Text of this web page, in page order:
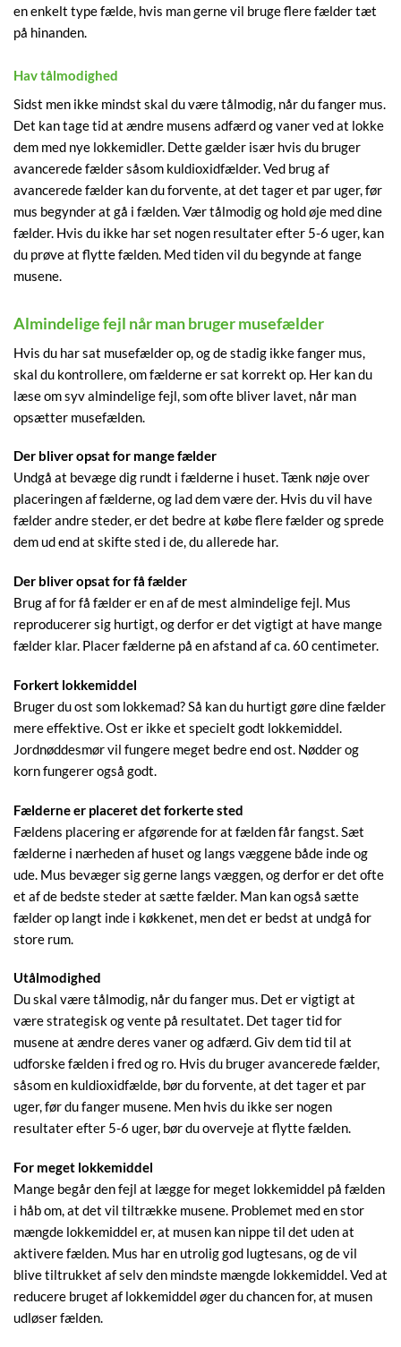
en enkelt type fælde, hvis man gerne vil bruge flere fælder tæt
på hinanden.
Hav tålmodighed
Sidst men ikke mindst skal du være tålmodig, når du fanger mus.
Det kan tage tid at ændre musens adfærd og vaner ved at lokke
dem med nye lokkemidler. Dette gælder især hvis du bruger
avancerede fælder såsom kuldioxidfælder. Ved brug af
avancerede fælder kan du forvente, at det tager et par uger, før
mus begynder at gå i fælden. Vær tålmodig og hold øje med dine
fælder. Hvis du ikke har set nogen resultater efter 5-6 uger, kan
du prøve at flytte fælden. Med tiden vil du begynde at fange
musene.
Almindelige fejl når man bruger musefælder
Hvis du har sat musefælder op, og de stadig ikke fanger mus,
skal du kontrollere, om fælderne er sat korrekt op. Her kan du
læse om syv almindelige fejl, som ofte bliver lavet, når man
opsætter musefælden.
Der bliver opsat for mange fælder
Undgå at bevæge dig rundt i fælderne i huset. Tænk nøje over
placeringen af ​​fælderne, og lad dem være der. Hvis du vil have
fælder andre steder, er det bedre at købe flere fælder og sprede
dem ud end at skifte sted i de, du allerede har.
Der bliver opsat for få fælder
Brug af for få fælder er en af ​​de mest almindelige fejl. Mus
reproducerer sig hurtigt, og derfor er det vigtigt at have mange
fælder klar. Placer fælderne på en afstand af ca. 60 centimeter.
Forkert lokkemiddel
Bruger du ost som lokkemad? Så kan du hurtigt gøre dine fælder
mere effektive. Ost er ikke et specielt godt lokkemiddel.
Jordnøddesmør vil fungere meget bedre end ost. Nødder og
korn fungerer også godt.
Fælderne er placeret det forkerte sted
Fældens placering er afgørende for at fælden får fangst. Sæt
fælderne i nærheden af huset og langs væggene både inde og
ude. Mus bevæger sig gerne langs væggen, og derfor er det ofte
et af de bedste steder at sætte fælder. Man kan også sætte
fælder op langt inde i køkkenet, men det er bedst at undgå for
store rum.
Utålmodighed
Du skal være tålmodig, når du fanger mus. Det er vigtigt at
være strategisk og vente på resultatet. Det tager tid for
musene at ændre deres vaner og adfærd. Giv dem tid til at
udforske fælden i fred og ro. Hvis du bruger avancerede fælder,
såsom en kuldioxidfælde, bør du forvente, at det tager et par
uger, før du fanger musene. Men hvis du ikke ser nogen
resultater efter 5-6 uger, bør du overveje at flytte fælden.
For meget lokkemiddel
Mange begår den fejl at lægge for meget lokkemiddel på fælden
i håb om, at det vil tiltrække musene. Problemet med en stor
mængde lokkemiddel er, at musen kan nippe til det uden at
aktivere fælden. Mus har en utrolig god lugtesans, og de vil
blive tiltrukket af selv den mindste mængde lokkemiddel. Ved at
reducere bruget af lokkemiddel øger du chancen for, at musen
udløser fælden.